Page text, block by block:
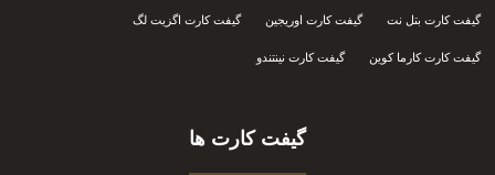
گیفت کارت بتل نت گیفت کارت اوریجین گیفت کارت اگزیت لگ
گیفت کارت کارما کوین گیفت کارت نینتندو
گیفت کارت ها